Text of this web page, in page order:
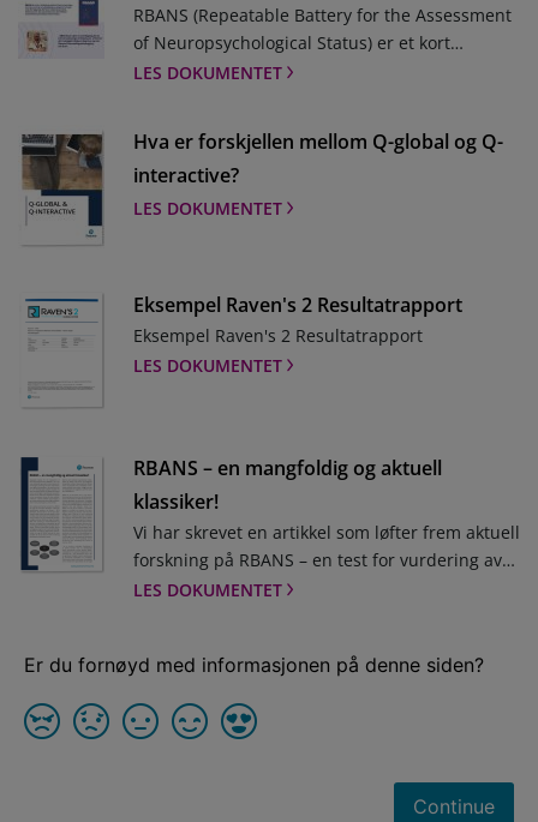
RBANS (Repeatable Battery for the Assessment
of Neuropsychological Status) er et kort
individuelt administrert screeningverktøy som
vi nevropsykologen Aron Sjöberg som anbefaler
bruk av RBANS ved tidlig diagnostisering og
tilpasset behandlingsplanlegging.
LES DOKUMENTET
Hva er forskjellen mellom Q-global og Q-
interactive?
LES DOKUMENTET
Eksempel Raven's 2 Resultatrapport
Eksempel Raven's 2 Resultatrapport
LES DOKUMENTET
RBANS – en mangfoldig og aktuell
klassiker!
Vi har skrevet en artikkel som løfter frem aktuell
forskning på RBANS – en test for vurdering av
kognitiv fungering hos voksne. Hvordan kan
det belegg for å bruke validitetsindikatorer?
RBANS er et av de mest anerkjente og forsket
på verktøyene for nevrokognitiv screening og
LES DOKUMENTET